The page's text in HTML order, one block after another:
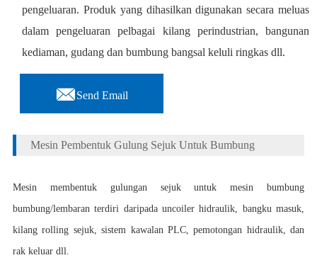
pengeluaran. Produk yang dihasilkan digunakan secara meluas
dalam pengeluaran pelbagai kilang perindustrian, bangunan
kediaman, gudang dan bumbung bangsal keluli ringkas dll.
Send Email
Mesin Pembentuk Gulung Sejuk Untuk Bumbung
Mesin membentuk gulungan sejuk untuk mesin bumbung
bumbung/lembaran terdiri daripada uncoiler hidraulik, bangku masuk,
kilang rolling sejuk, sistem kawalan PLC, pemotongan hidraulik, dan
rak keluar dll.